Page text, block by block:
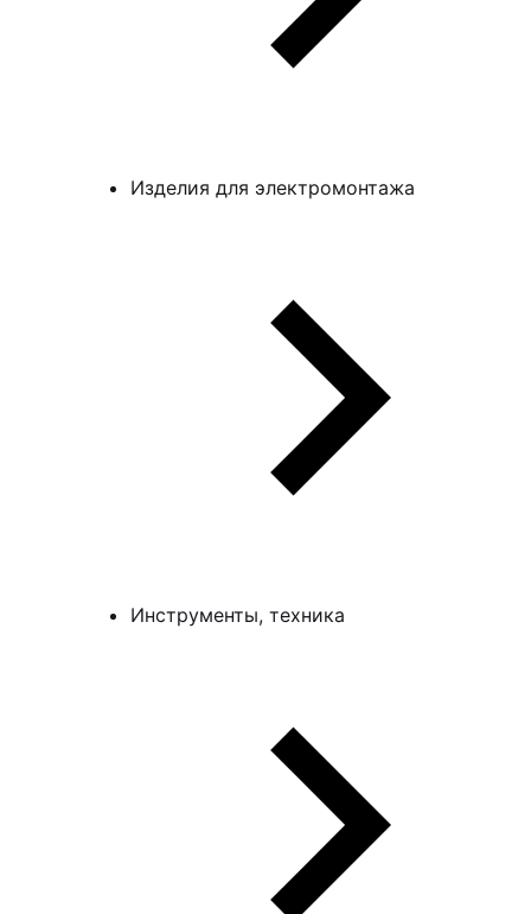
Изделия для электромонтажа
Инструменты, техника